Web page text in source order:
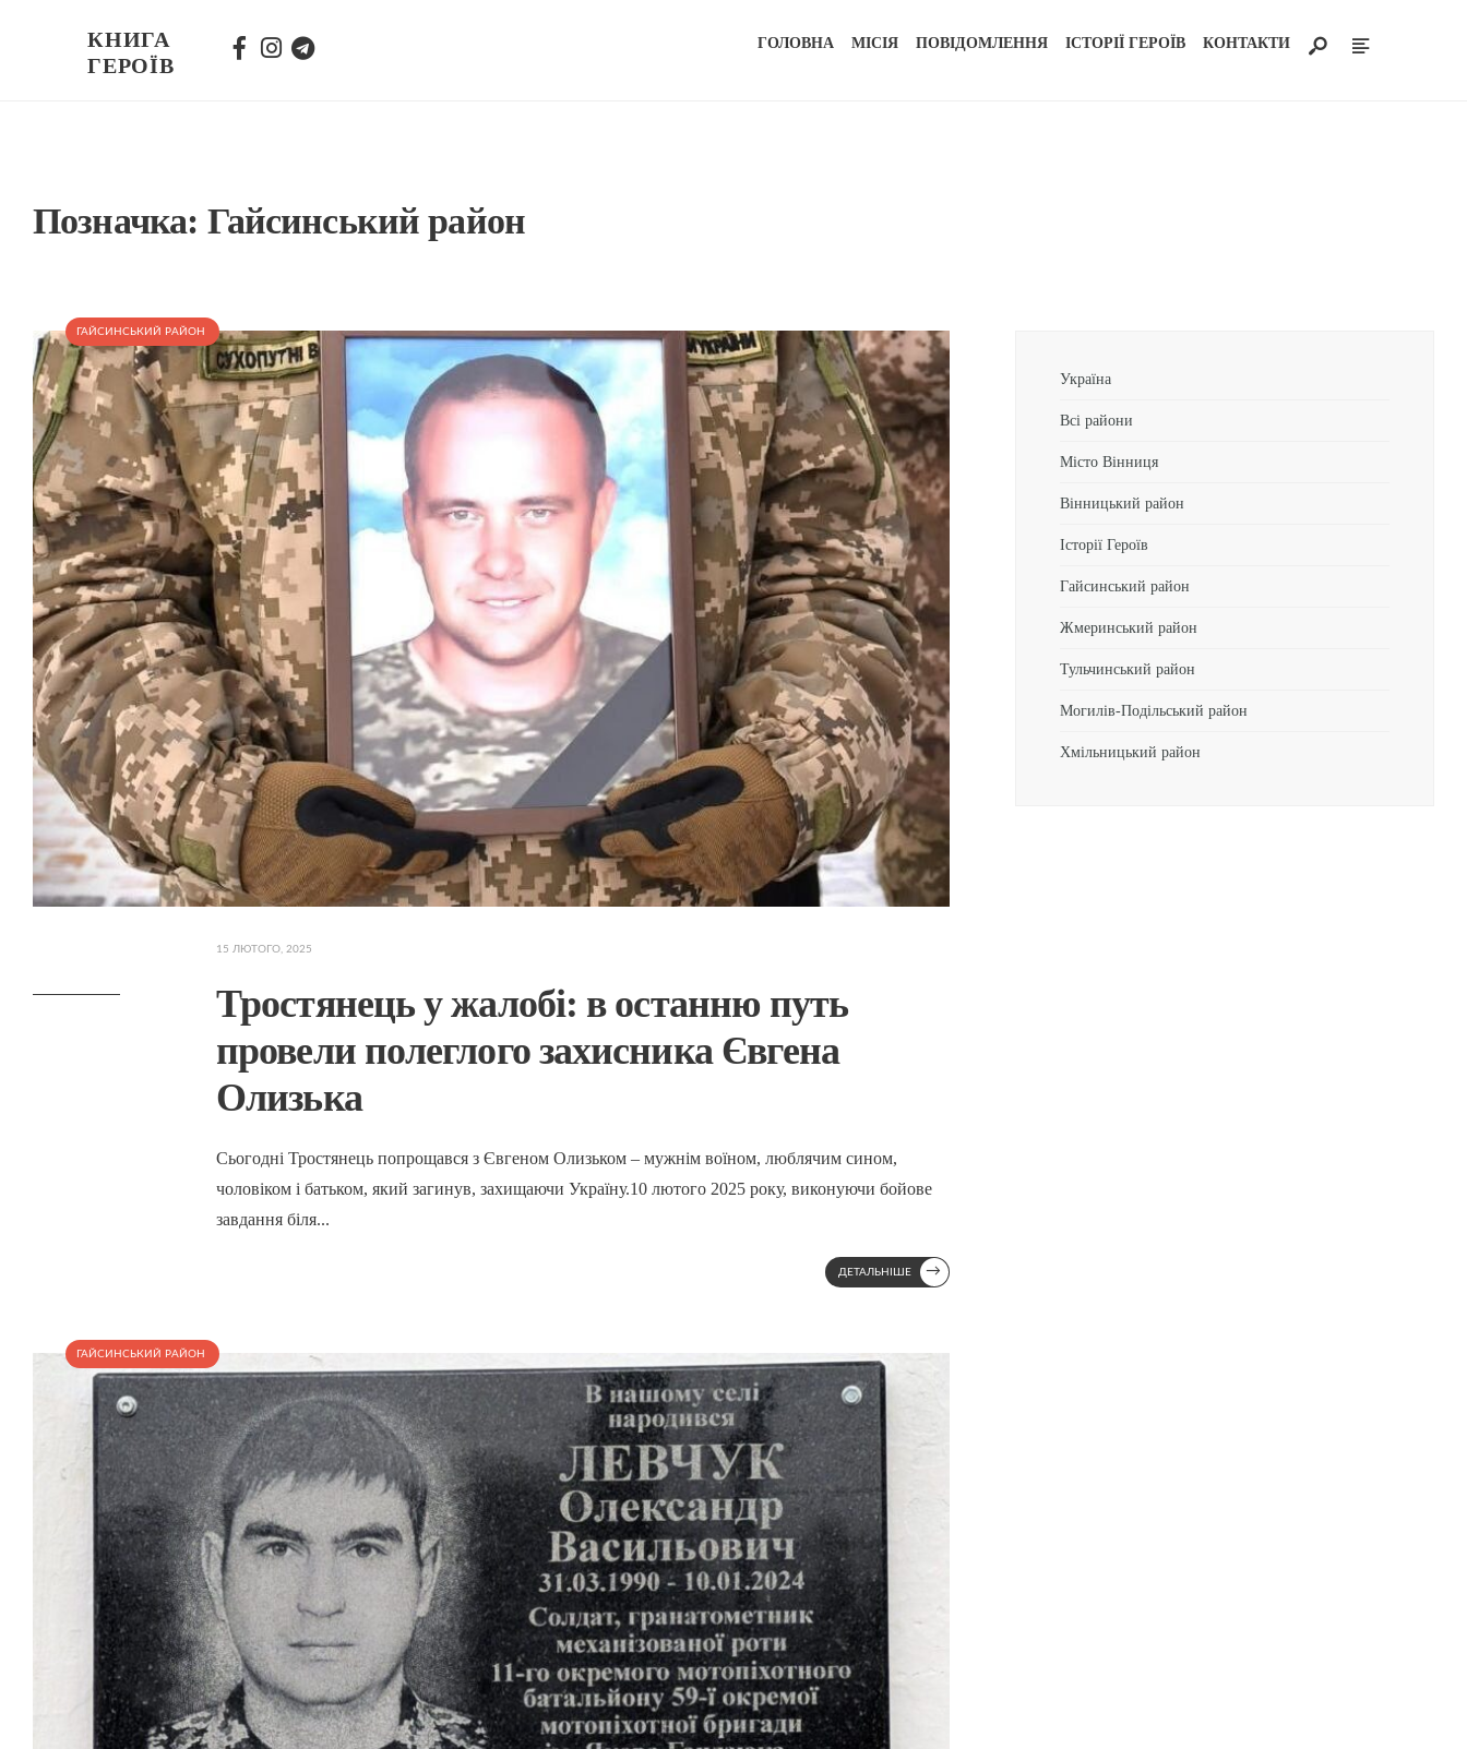
КНИГА
ГЕРОЇВ
ГОЛОВНА МІСІЯ ПОВІДОМЛЕННЯ ІСТОРІЇ ГЕРОЇВ КОНТАКТИ
Позначка: Гайсинський район
ГАЙСИНСЬКИЙ РАЙОН
15 ЛЮТОГО, 2025
Тростянець у жалобі: в останню путь
провели полеглого захисника Євгена
Олизька
Сьогодні Тростянець попрощався з Євгеном Олизьком – мужнім воїном, люблячим сином,
чоловіком і батьком, який загинув, захищаючи Україну.10 лютого 2025 року, виконуючи бойове
завдання біля...
ДЕТАЛЬНІШЕ →
ГАЙСИНСЬКИЙ РАЙОН
Україна
Всі райони
Місто Вінниця
Вінницький район
Історії Героїв
Гайсинський район
Жмеринський район
Тульчинський район
Могилів-Подільський район
Хмільницький район